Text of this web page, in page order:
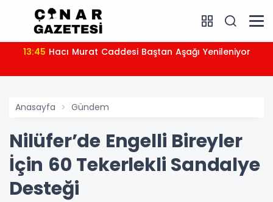
13:45 Hacı Murat Caddesi Baştan Aşağı Yenileniyor
Anasayfa Gündem
Nilüfer’de Engelli Bireyler
İçin 60 Tekerlekli Sandalye
Desteği